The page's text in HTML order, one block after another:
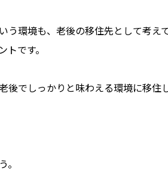
環境も、老後の移住先として考え
トです。
でしっかりと味わえる環境に移住
。